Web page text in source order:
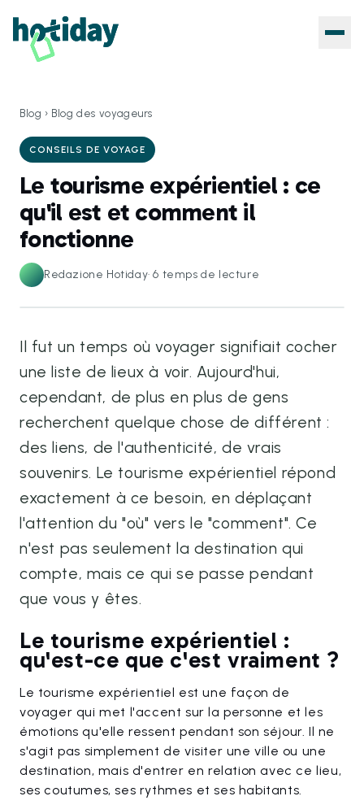
Blog › Blog des voyageurs
CONSEILS DE VOYAGE
Le tourisme expérientiel : ce
qu'il est et comment il
fonctionne
Redazione Hotiday·6 temps de lecture
Il fut un temps où voyager signifiait cocher
une liste de lieux à voir. Aujourd'hui,
cependant, de plus en plus de gens
recherchent quelque chose de différent :
des liens, de l'authenticité, de vrais
souvenirs. Le tourisme expérientiel répond
exactement à ce besoin, en déplaçant
l'attention du "où" vers le "comment". Ce
n'est pas seulement la destination qui
compte, mais ce qui se passe pendant
que vous y êtes.
Le tourisme expérientiel :
qu'est-ce que c'est vraiment ?
Le tourisme expérientiel est une façon de
voyager qui met l'accent sur la personne et les
émotions qu'elle ressent pendant son séjour. Il ne
s'agit pas simplement de visiter une ville ou une
destination, mais d'entrer en relation avec ce lieu,
ses coutumes, ses rythmes et ses habitants.